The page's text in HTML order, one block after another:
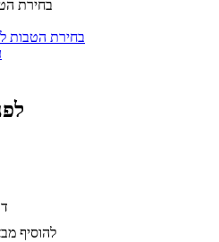
בחירת
בחירת הטבות
להוסיף